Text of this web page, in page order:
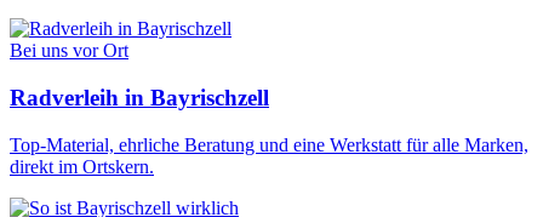
Bei uns vor Ort
Radverleih in Bayrischzell
Top-Material, ehrliche Beratung und eine Werkstatt für alle Marken,
direkt im Ortskern.